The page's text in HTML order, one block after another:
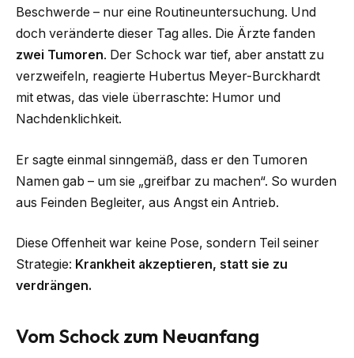
Beschwerde – nur eine Routineuntersuchung. Und
doch veränderte dieser Tag alles. Die Ärzte fanden
zwei Tumoren. Der Schock war tief, aber anstatt zu
verzweifeln, reagierte Hubertus Meyer-Burckhardt
mit etwas, das viele überraschte: Humor und
Nachdenklichkeit.
Er sagte einmal sinngemäß, dass er den Tumoren
Namen gab – um sie „greifbar zu machen“. So wurden
aus Feinden Begleiter, aus Angst ein Antrieb.
Diese Offenheit war keine Pose, sondern Teil seiner
Strategie: Krankheit akzeptieren, statt sie zu
verdrängen.
Vom Schock zum Neuanfang